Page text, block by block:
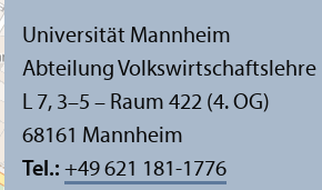
Universität Mannheim
Abteilung Volkswirtschafts­lehre
L 7, 3–5 – Raum 422 (4. OG)
68161 Mannheim
Tel.: +49 621 181-1776